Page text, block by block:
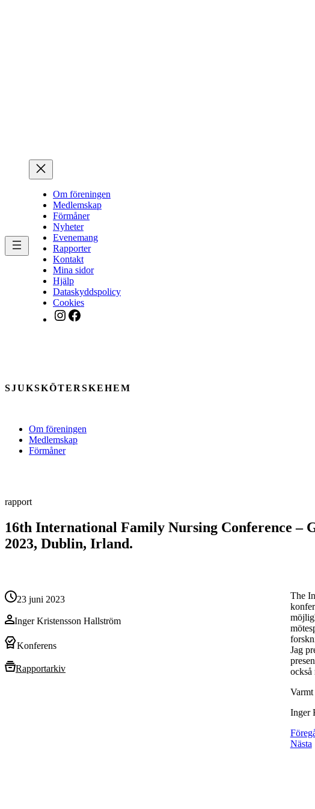
Om föreningen
Medlemskap
Förmåner
Nyheter
Evenemang
Rapporter
Kontakt
Mina sidor
Hjälp
Dataskyddspolicy
Cookies
Instagram
Facebook
SJUKSKÖTERSKEHEM
Om föreningen
Medlemskap
Förmåner
rapport
16th International Family Nursing Conference –
2023, Dublin, Irland.
23 juni 2023
Inger Kristensson Hallström
Konferens
Rapportarkiv
The
Jag
också
Inger
Nästa